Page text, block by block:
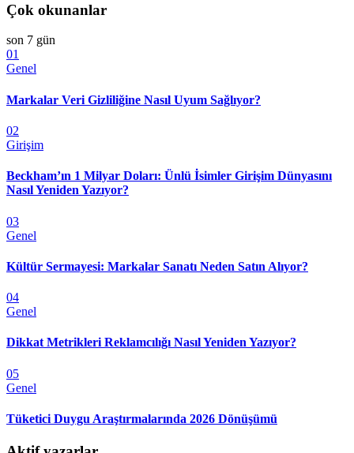
Çok okunanlar
son 7 gün
01
Genel
Markalar Veri Gizliliğine Nasıl Uyum Sağlıyor?
02
Girişim
Beckham’ın 1 Milyar Doları: Ünlü İsimler Girişim Dünyasını
Nasıl Yeniden Yazıyor?
03
Genel
Kültür Sermayesi: Markalar Sanatı Neden Satın Alıyor?
04
Genel
Dikkat Metrikleri Reklamcılığı Nasıl Yeniden Yazıyor?
05
Genel
Tüketici Duygu Araştırmalarında 2026 Dönüşümü